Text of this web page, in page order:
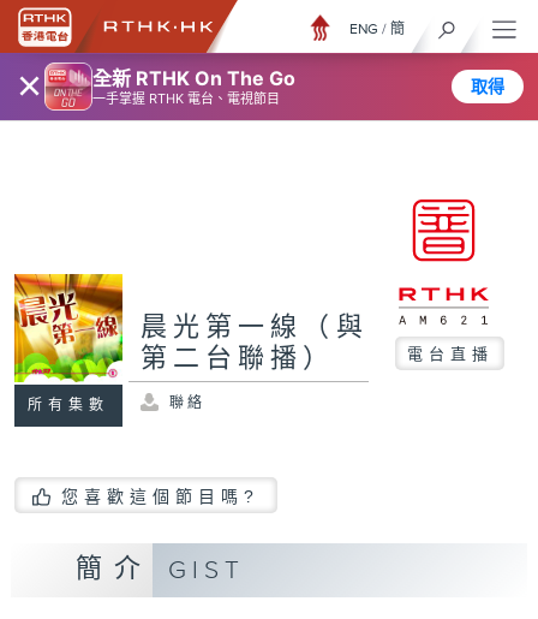
× 全新 RTHK On The Go
一手掌握 RTHK 電台、電視節目
取得
ENG / 簡
所有集數
晨光第一線（與
第二台聯播）
電台直播
聯絡
您喜歡這個節目嗎?
簡介 GIST